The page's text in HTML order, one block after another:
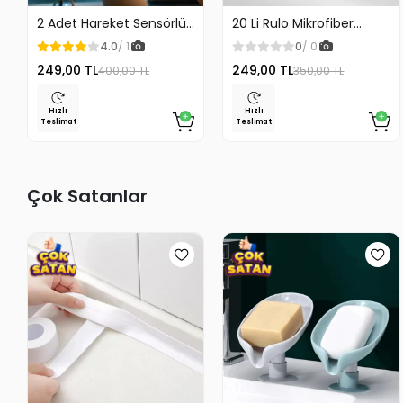
2 Adet Hareket Sensörlü
Lamba Merdiven Dolap
Çalışma Masası Mutfak
Lambası Şarjlı Usb Led
Lamba Beyaz
4.0/ 1
249,00 TL400,00 TL
Hızlı
Teslimat
20 Li Rulo Mikrofiber
Temizlik Bezi 25x25 cm
Çok Amaçlı Kopart Kullan
Kaliteli
0/ 0
249,00 TL350,00 TL
Hızlı
Teslimat
Çok Satanlar